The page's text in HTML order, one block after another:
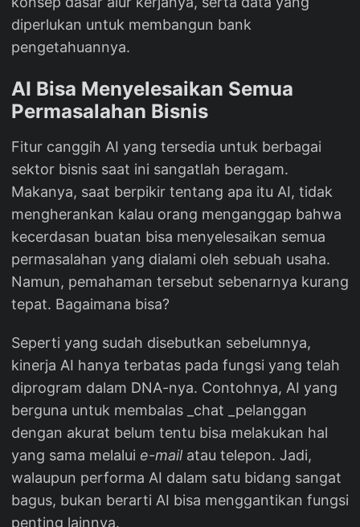
diperlukan untuk membangun bank
pengetahuannya.
AI Bisa Menyelesaikan Semua
Permasalahan Bisnis
Fitur canggih AI yang tersedia untuk berbagai
sektor bisnis saat ini sangatlah beragam.
Makanya, saat berpikir tentang apa itu AI, tidak
mengherankan kalau orang menganggap bahwa
kecerdasan buatan bisa menyelesaikan semua
permasalahan yang dialami oleh sebuah usaha.
Namun, pemahaman tersebut sebenarnya kurang
tepat. Bagaimana bisa?
Seperti yang sudah disebutkan sebelumnya,
kinerja AI hanya terbatas pada fungsi yang telah
diprogram dalam DNA-nya. Contohnya, AI yang
berguna untuk membalas _chat _pelanggan
dengan akurat belum tentu bisa melakukan hal
yang sama melalui e-mail atau telepon. Jadi,
walaupun performa AI dalam satu bidang sangat
bagus, bukan berarti AI bisa menggantikan fungsi
penting lainnya.